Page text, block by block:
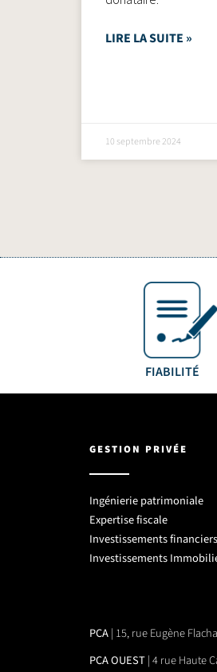
LIRE LA SUITE »
10 septembre 2024
FIABILITÉ
GESTION PRIVÉE
Ingénierie patrimoniale
Expertise fiscale
Investissements financiers
Investissements
PCA| 15, rue Eugène
PCA OUEST| 4 rue Haute